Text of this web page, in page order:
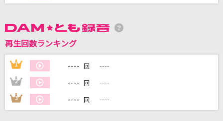
再生回数ランキング
1 ---- 回 ----
2 ---- 回 ----
3 ---- 回 ----